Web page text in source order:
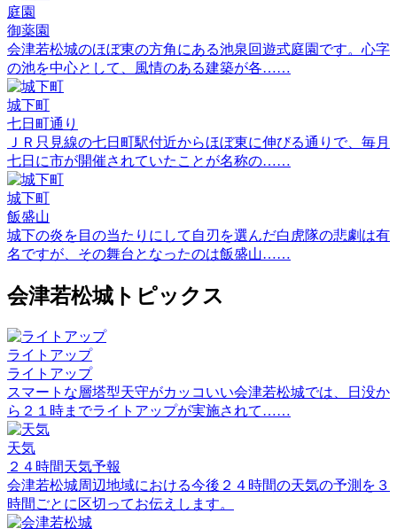
庭園
御薬園
会津若松城のほぼ東の方角にある池泉回遊式庭園です。心字
の池を中心として、風情のある建築が各……
城下町
七日町通り
ＪＲ只見線の七日町駅付近からほぼ東に伸びる通りで、毎月
七日に市が開催されていたことが名称の……
城下町
飯盛山
城下の炎を目の当たりにして自刃を選んだ白虎隊の悲劇は有
名ですが、その舞台となったのは飯盛山……
会津若松城トピックス
ライトアップ
ライトアップ
スマートな層塔型天守がカッコいい会津若松城では、日没か
ら２１時までライトアップが実施されて……
天気
２４時間天気予報
会津若松城周辺地域における今後２４時間の天気の予測を３
時間ごとに区切ってお伝えします。